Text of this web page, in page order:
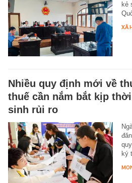
kẻ
XÃ
Nhiều quy định mới về
thuế cần nắm bắt kịp
sinh rủi ro
ký